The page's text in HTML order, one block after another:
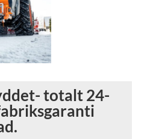
totalt 24-